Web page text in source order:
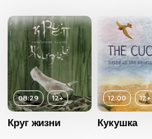
08:29 12+
Круг жизни
12:00 12+
Кукушка